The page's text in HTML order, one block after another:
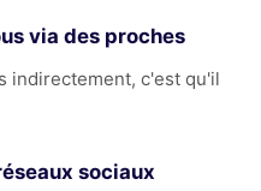
via des proches
indirectement, c'est qu'il
sociaux